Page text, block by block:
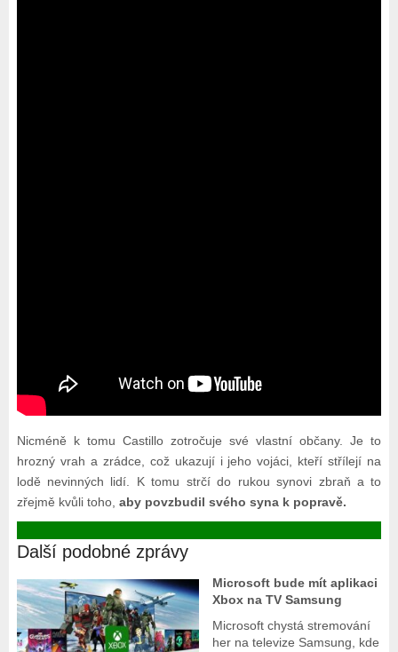
Nicméně k tomu Castillo zotročuje své vlastní občany. Je to
hrozný vrah a zrádce, což ukazují i jeho vojáci, kteří střílejí na
lodě nevinných lidí. K tomu strčí do rukou synovi zbraň a to
zřejmě kvůli toho, aby povzbudil svého syna k popravě.
Další podobné zprávy
Microsoft bude mít aplikaci
Xbox na TV Samsung
Microsoft chystá stremování
her na televize Samsung, kde